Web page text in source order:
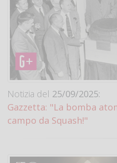
Notizia del 25/09/2025:
Gazzetta: "La bomba
campo da Squash!"